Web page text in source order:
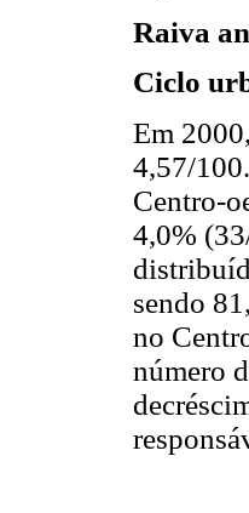
Raiva
Ciclo
Em
4,57/
Centro-
4,0%
sendo
no
número